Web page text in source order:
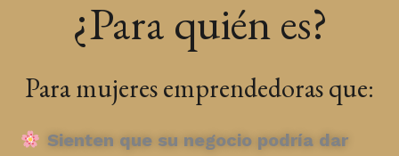
¿Para quién es?
Para mujeres emprendedoras que:
Sienten que su negocio podría dar